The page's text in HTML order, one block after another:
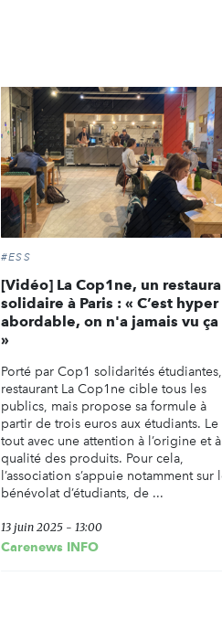
#ESS
[Vidéo] La Cop1ne, un
solidaire à Paris : « C’est hyper
abordable, on n'a jamais vu ça
»
Porté par Cop1 solidarités
restaurant La Cop1ne cible tous les
publics, mais propose sa formule à
partir de trois euros aux étudiants. Le
tout avec une attention à l’origine et
qualité des produits. Pour cela,
l’association s’appuie notamment sur
bénévolat d’étudiants, de ...
13 juin 2025 - 13:00
Carenews INFO